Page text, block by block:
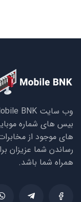
بیس های شماره
های موجود از
رساندن شما عزیزان
همراه شما باشد.